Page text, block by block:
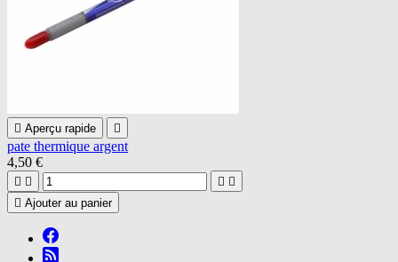
 Aperçu rapide 
pate thermique argent
4,50 €
   
 Ajouter au panier